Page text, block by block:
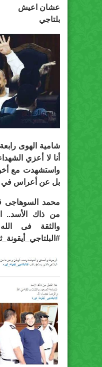
عشان اعيش
بلتاجي
شامية الهوى
أنا لا أعزي
واستشهدت مع
بل عن أعراس في
محمد السوهاجى
من ذاك الأسد..
والثقة فى